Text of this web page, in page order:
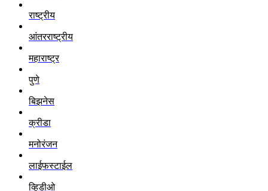
राष्ट्रीय
आंतरराष्ट्रीय
महाराष्ट्र
पुणे
बिझनेस
क्रीडा
मनोरंजन
लाईफस्टाईल
व्हिडीओ